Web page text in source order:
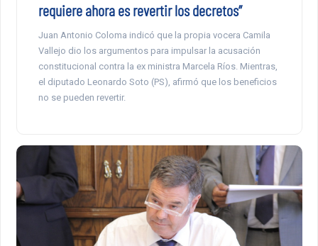
requiere ahora es revertir los decretos”
Juan Antonio Coloma indicó que la propia vocera Camila
Vallejo dio los argumentos para impulsar la acusación
constitucional contra la ex ministra Marcela Ríos. Mientras,
el diputado Leonardo Soto (PS), afirmó que los beneficios
no se pueden revertir.